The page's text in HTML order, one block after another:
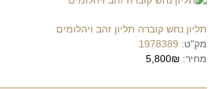
תליון נחש קוברה תליון זהב ויהלומים
מק"ט: 1978389
מחיר: 5,800₪